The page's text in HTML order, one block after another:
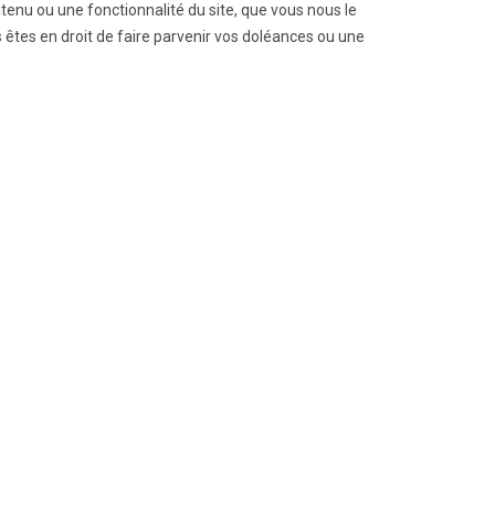
ou une fonctionnalité du site, que vous nous le
en droit de faire parvenir vos doléances ou une